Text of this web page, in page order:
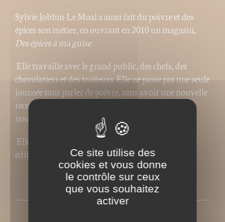
Sylvie Jobbin-Le Moal a ainsi fait du poivre et des
épices son métier, en ouvrant en 2010 un magasin,
Des épices à ma guise.
Elle travaille avec le grand public, des chefs, des
chocolatiers et des traiteurs. Elle ne passe pas une seule
journée sans parler de poivre, sans avoir une nouvelle
recette à tester ou sans avoir envie de découvrir un
nouveau poivre.
Elle a publié en 2015
1001 secrets sur les épices
éditions Prat (épuisé).
PRESSE
Ce site utilise des
cookies et vous donne
le contrôle sur ceux
que vous souhaitez
activer